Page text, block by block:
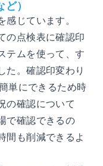
）
じています。
の点検表に確認印
テムを使って、す
た。確認印変わり
単にできるため時
の確認について
で確認できるの
間も削減できるよ